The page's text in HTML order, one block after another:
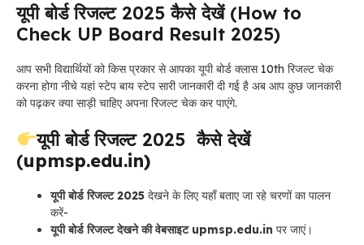
यूपी बोर्ड रिजल्ट 2025 कैसे देखें (How to
Check UP Board Result 2025)
आप सभी विद्यार्थियों को किस प्रकार से आपका यूपी बोर्ड क्लास 10th रिजल्ट चेक
करना होगा नीचे यहां स्टेप बाय स्टेप सारी जानकारी दी गई है अब आप कुछ जानकारी
को पढ़कर क्या साड़ी चाहिए अपना रिजल्ट चेक कर पाएंगे.
यूपी बोर्ड रिजल्ट 2025 कैसे देखें
(upmsp.edu.in)
यूपी बोर्ड रिजल्ट 2025 देखने के लिए यहाँ बताए जा रहे चरणों का पालन
करें-
यूपी बोर्ड रिजल्ट देखने की वेबसाइट upmsp.edu.in पर जाएं।